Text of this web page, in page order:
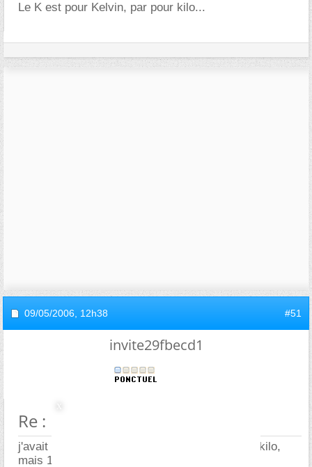
Le K est pour Kelvin, par pour kilo...
09/05/2006, 12h38 #51
invite29fbecd1
Re : power bridge
j'avait compris que 1°K etait kelvin et non pas kilo,
mais 1°C fait 270°K c pour ca !!!